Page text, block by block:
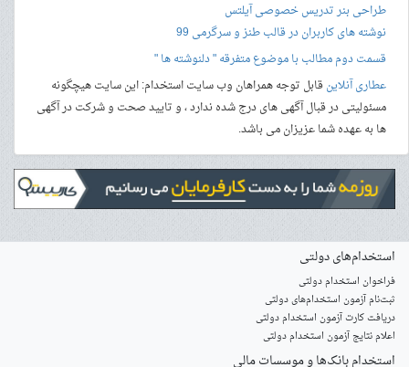
طراحی بنرتدریس خصوصی آیلتس
نوشته های کاربران در قالب طنز و سرگرمی 99
قسمت دوم مطالب با موضوع متفرقه " دلنوشته ها "
عطاری آنلاینقابل توجه همراهان وب سایت استخدام: این سایت هیچگونه
مسئولیتی در قبال آگهی های درج شده ندارد ، و تایید صحت و شرکت در آگهی
ها به عهده شما عزیزان می باشد.
استخدام‌های دولتی
فراخوان استخدام دولتی
ثبت‌نام آزمون‌ استخدام‌های دولتی
دریافت کارت آزمون استخدام دولتی
اعلام نتایج آزمون استخدام دولتی
استخدام‌ بانک‌ها و موسسات مالی